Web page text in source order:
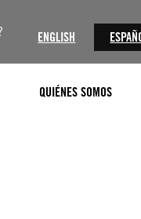
ENGLISH
QUIÉNES SOMOS